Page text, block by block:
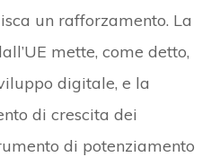
un rafforzamento. La
mette, come detto,
digitale, e la
di crescita dei
di potenziamento